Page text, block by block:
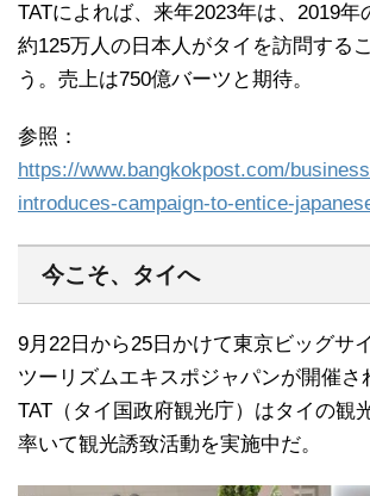
TATによれば、来年2023年は、2019年
約125万人の日本人がタイを訪問する
う。売上は750億バーツと期待。
参照：
https://www.bangkokpost.com/
introduces-campaign-to-entice-
今こそ、タイへ
9月22日から25日かけて東京ビッグサ
ツーリズムエキスポジャパンが開催さ
TAT（タイ国政府観光庁）はタイの観
率いて観光誘致活動を実施中だ。